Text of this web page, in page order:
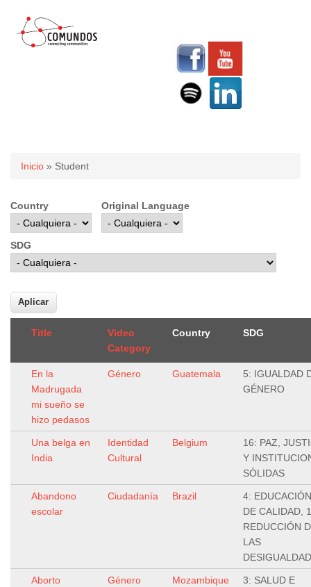
Usted está aquí
Inicio » Student
Country Original Language
SDG
Title
Video
Category
Country SDG
En la
Madrugada
mi sueño se
hizo pedasos
Género Guatemala
5: IGUALDAD
GÉNERO
Una belga en
India
Identidad
Cultural
Belgium
16: PAZ,
Y
SÓLIDAS
Abandono
escolar
Ciudadanía Brazil
4: EDUCACIÓN
DE CALIDAD,
REDUCCIÓN
LAS
Aborto
Género Mozambique
3: SALUD E